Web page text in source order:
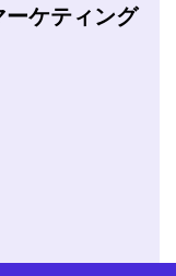
ーケティング